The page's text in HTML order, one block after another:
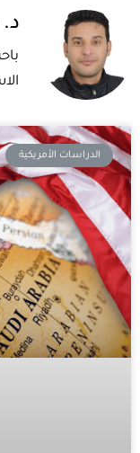
الدراسات الأمريكية